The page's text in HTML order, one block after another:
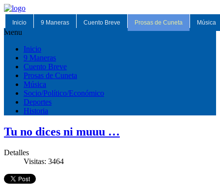
Inicio 9 Maneras Cuento Breve Prosas de Cuneta Música
Menu
Inicio
9 Maneras
Cuento Breve
Prosas de Cuneta
Música
Socio/Político/Económico
Deportes
Historia
Tu no dices ni muuu …
Detalles
Visitas: 3464